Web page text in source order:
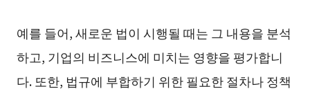
예를 들어, 새로운 법이 시행될 때는 그 내용을 분석
하고, 기업의 비즈니스에 미치는 영향을 평가합니
다. 또한, 법규에 부합하기 위한 필요한 절차나 정책